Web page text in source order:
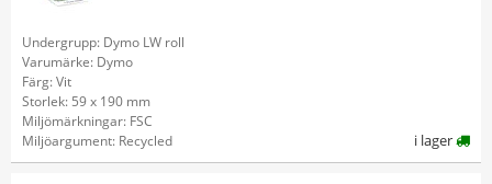
Undergrupp: Dymo LW roll
Varumärke: Dymo
Färg: Vit
Storlek: 59 x 190 mm
Miljömärkningar: FSC
Miljöargument: Recycled
i lager